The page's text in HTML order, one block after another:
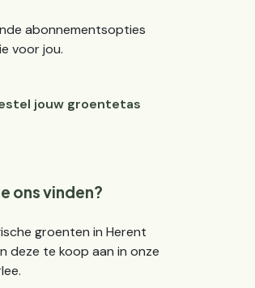
abonnementsopties
voor jou.
jouw groentetas
ons vinden?
groenten in Herent
deze te koop aan in onze